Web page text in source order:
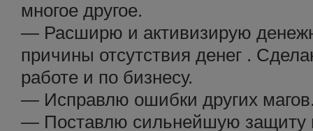
многое другое.
— Расширю и активизирую
причины отсутствия денег .
работе и по бизнесу.
— Исправлю ошибки других
— Поставлю сильнейшую защиту